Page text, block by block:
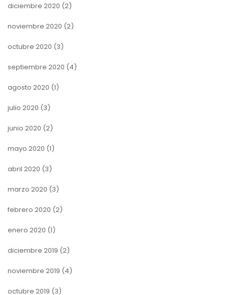
diciembre 2020 (2)
noviembre 2020 (2)
octubre 2020 (3)
septiembre 2020 (4)
agosto 2020 (1)
julio 2020 (3)
junio 2020 (2)
mayo 2020 (1)
abril 2020 (3)
marzo 2020 (3)
febrero 2020 (2)
enero 2020 (1)
diciembre 2019 (2)
noviembre 2019 (4)
octubre 2019 (3)